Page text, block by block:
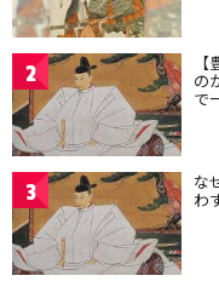
2 の
で
3 な
わ